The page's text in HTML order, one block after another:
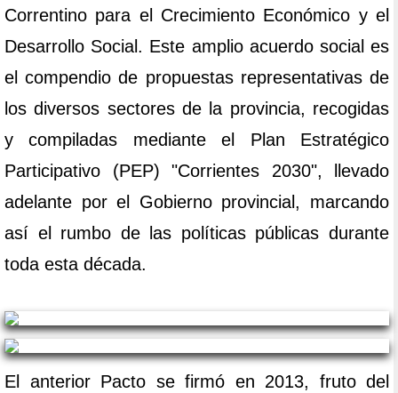
Correntino para el Crecimiento Económico y el
Desarrollo Social. Este amplio acuerdo social es
el compendio de propuestas representativas de
los diversos sectores de la provincia, recogidas
y compiladas mediante el Plan Estratégico
Participativo (PEP) "Corrientes 2030", llevado
adelante por el Gobierno provincial, marcando
así el rumbo de las políticas públicas durante
toda esta década.
El anterior Pacto se firmó en 2013, fruto del